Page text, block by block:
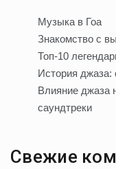
Музыка в Гоа
Знакомство с
Топ-10
История джаза:
Влияние джаза
саундтреки
Свежие